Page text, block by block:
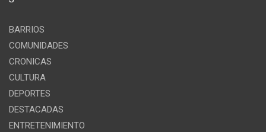
BARRIOS
COMUNIDADES
CRONICAS
CULTURA
DEPORTES
DESTACADAS
ENTRETENIMIENTO